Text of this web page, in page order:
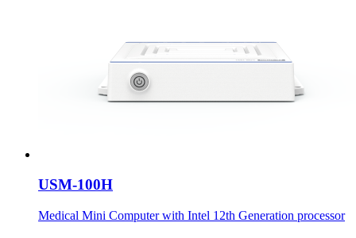
USM-100H
Medical Mini Computer with Intel 12th Generation processor